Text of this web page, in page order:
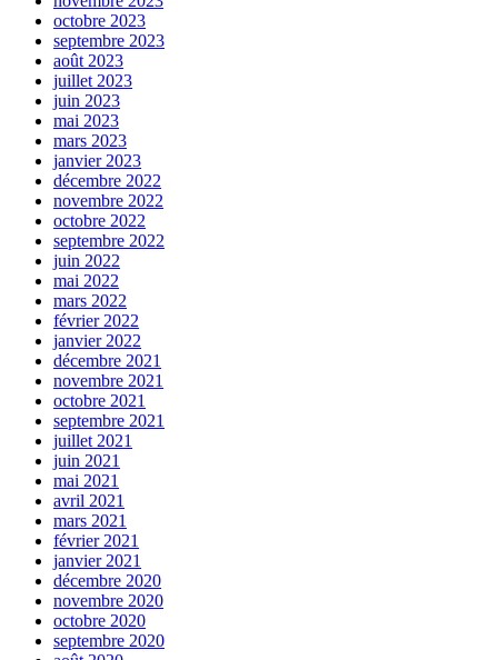
octobre 2023
septembre 2023
août 2023
juillet 2023
juin 2023
mai 2023
mars 2023
janvier 2023
décembre 2022
novembre 2022
octobre 2022
septembre 2022
juin 2022
mai 2022
mars 2022
février 2022
janvier 2022
décembre 2021
novembre 2021
octobre 2021
septembre 2021
juillet 2021
juin 2021
mai 2021
avril 2021
mars 2021
février 2021
janvier 2021
décembre 2020
novembre 2020
octobre 2020
septembre 2020